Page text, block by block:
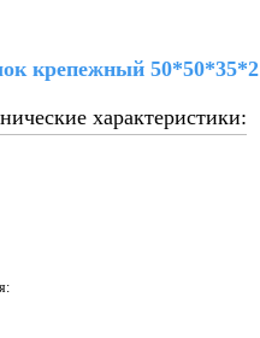
крепежный 50*50*35*2
характеристики: